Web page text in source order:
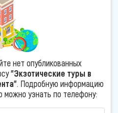
нет опубликованных
"Экзотические туры в
. Подробную информацию
можно узнать по телефону: